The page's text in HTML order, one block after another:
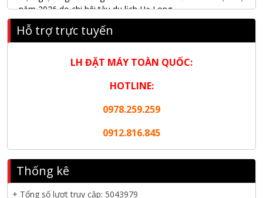
năm 2026 do chi hội tàu du lịch Hạ Long
NANIBI khai trương văn phòng Ninh Bình & kỷ niệm 15 năm
phát triển bền vững
Tập đoàn Công nghiệp nặng Sơn Đông tổ chức Hội nghị đối
KHAI XUÂN 2026 – KHỞI ĐẦU MAY MẮN, VỮNG BƯỚC
THÀNH CÔNG
THƯ CHÚC MỪNG NĂM MỚI 2026
Hỗ trợ trực tuyến
LH ĐẶT MÁY TOÀN QUỐC:
HOTLINE:
0978.259.259
0912.816.845
Thống kê
+ Tổng số lượt truy cập: 5043979